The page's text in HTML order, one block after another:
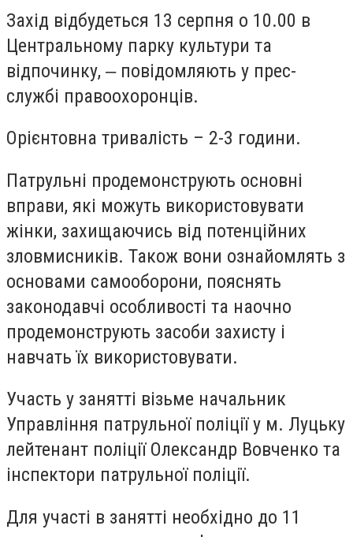
Захід відбудеться 13 серпня о 10.00 в
Центральному парку культури та
відпочинку, ‒ повідомляють у прес-
службі правоохоронців.
Орієнтовна тривалість – 2-3 години.
Патрульні продемонструють основні
вправи, які можуть використовувати
жінки, захищаючись від потенційних
зловмисників. Також вони ознайомлять з
основами самооборони, пояснять
законодавчі особливості та наочно
продемонструють засоби захисту і
навчать їх використовувати.
Участь у занятті візьме начальник
Управління патрульної поліції у м. Луцьку
лейтенант поліції Олександр Вовченко та
інспектори патрульної поліції.
Для участі в занятті необхідно до 11